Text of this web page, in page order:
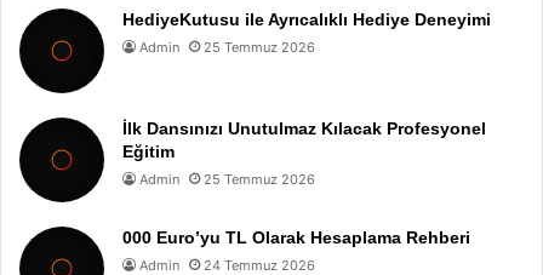
HediyeKutusu ile Ayrıcalıklı Hediye Deneyimi
Admin 25 Temmuz 2026
İlk Dansınızı Unutulmaz Kılacak Profesyonel
Eğitim
Admin 25 Temmuz 2026
000 Euro’yu TL Olarak Hesaplama Rehberi
Admin 24 Temmuz 2026